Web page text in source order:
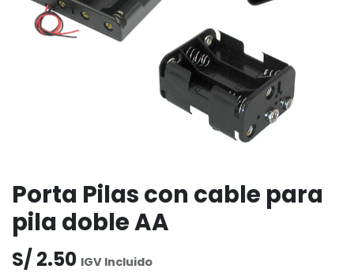
Porta Pilas con cable para
pila doble AA
S/ 2.50 IGV Incluido